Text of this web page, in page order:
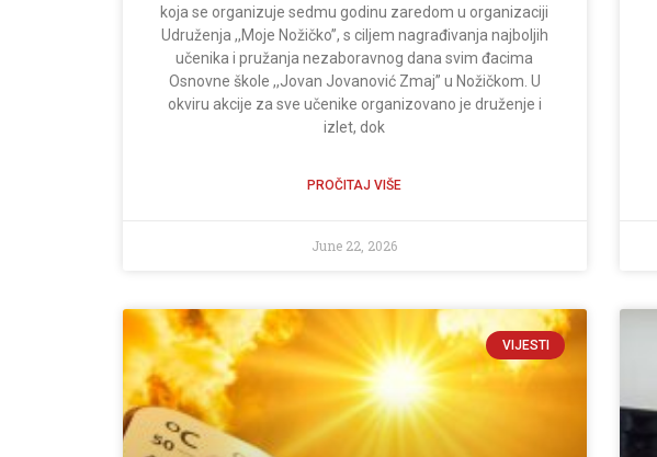
koja se organizuje sedmu godinu zaredom u organizaciji
Udruženja ,,Moje Nožičko”, s ciljem nagrađivanja najboljih
učenika i pružanja nezaboravnog dana svim đacima
Osnovne škole ,,Jovan Jovanović Zmaj” u Nožičkom. U
okviru akcije za sve učenike organizovano je druženje i
izlet, dok
PROČITAJ VIŠE
June 22, 2026
VIJESTI